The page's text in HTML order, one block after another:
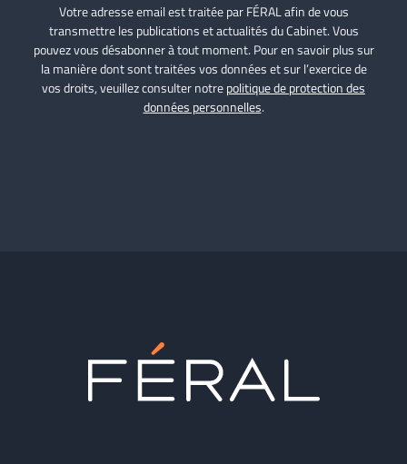
Votre adresse email est traitée par FÉRAL afin de vous
transmettre les publications et actualités du Cabinet. Vous
pouvez vous désabonner à tout moment. Pour en savoir plus sur
la manière dont sont traitées vos données et sur l’exercice de
vos droits, veuillez consulter notrepolitique de protection des
données personnelles.